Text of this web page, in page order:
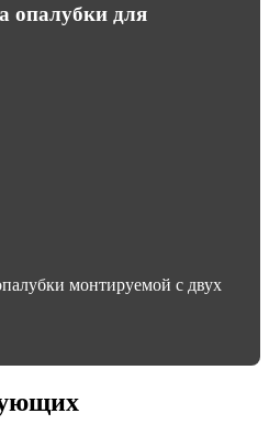
опалубки для
монтируемой с двух